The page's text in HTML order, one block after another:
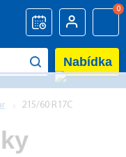
0
Nabídka
215/60 R17C